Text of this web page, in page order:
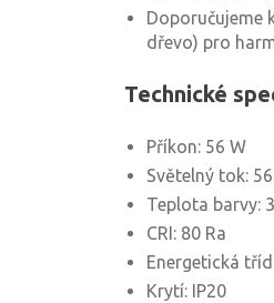
Doporučujeme
dřevo) pro
Technické
Příkon: 56 W
Světelný tok:
Teplota barvy:
CRI: 80 Ra
Energetická
Krytí: IP20